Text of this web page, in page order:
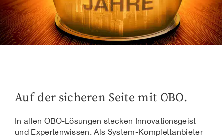
Auf der sicheren Seite mit OBO.
In allen OBO-Lösungen stecken Innovationsgeist
und Expertenwissen. Als System-Komplettanbieter